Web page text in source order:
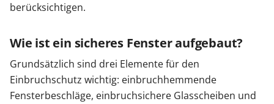
berücksichtigen.
Wie ist ein sicheres Fenster aufgebaut?
Grundsätzlich sind drei Elemente für den
Einbruchschutz wichtig: einbruchhemmende
Fensterbeschläge, einbruchsichere Glasscheiben und